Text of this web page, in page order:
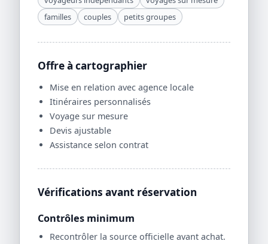
familles
couples petits groupes
Offre à cartographier
Mise en relation avec agence locale
Itinéraires personnalisés
Voyage sur mesure
Devis ajustable
Assistance selon contrat
Vérifications avant réservation
Contrôles minimum
Recontrôler la source officielle avant achat.